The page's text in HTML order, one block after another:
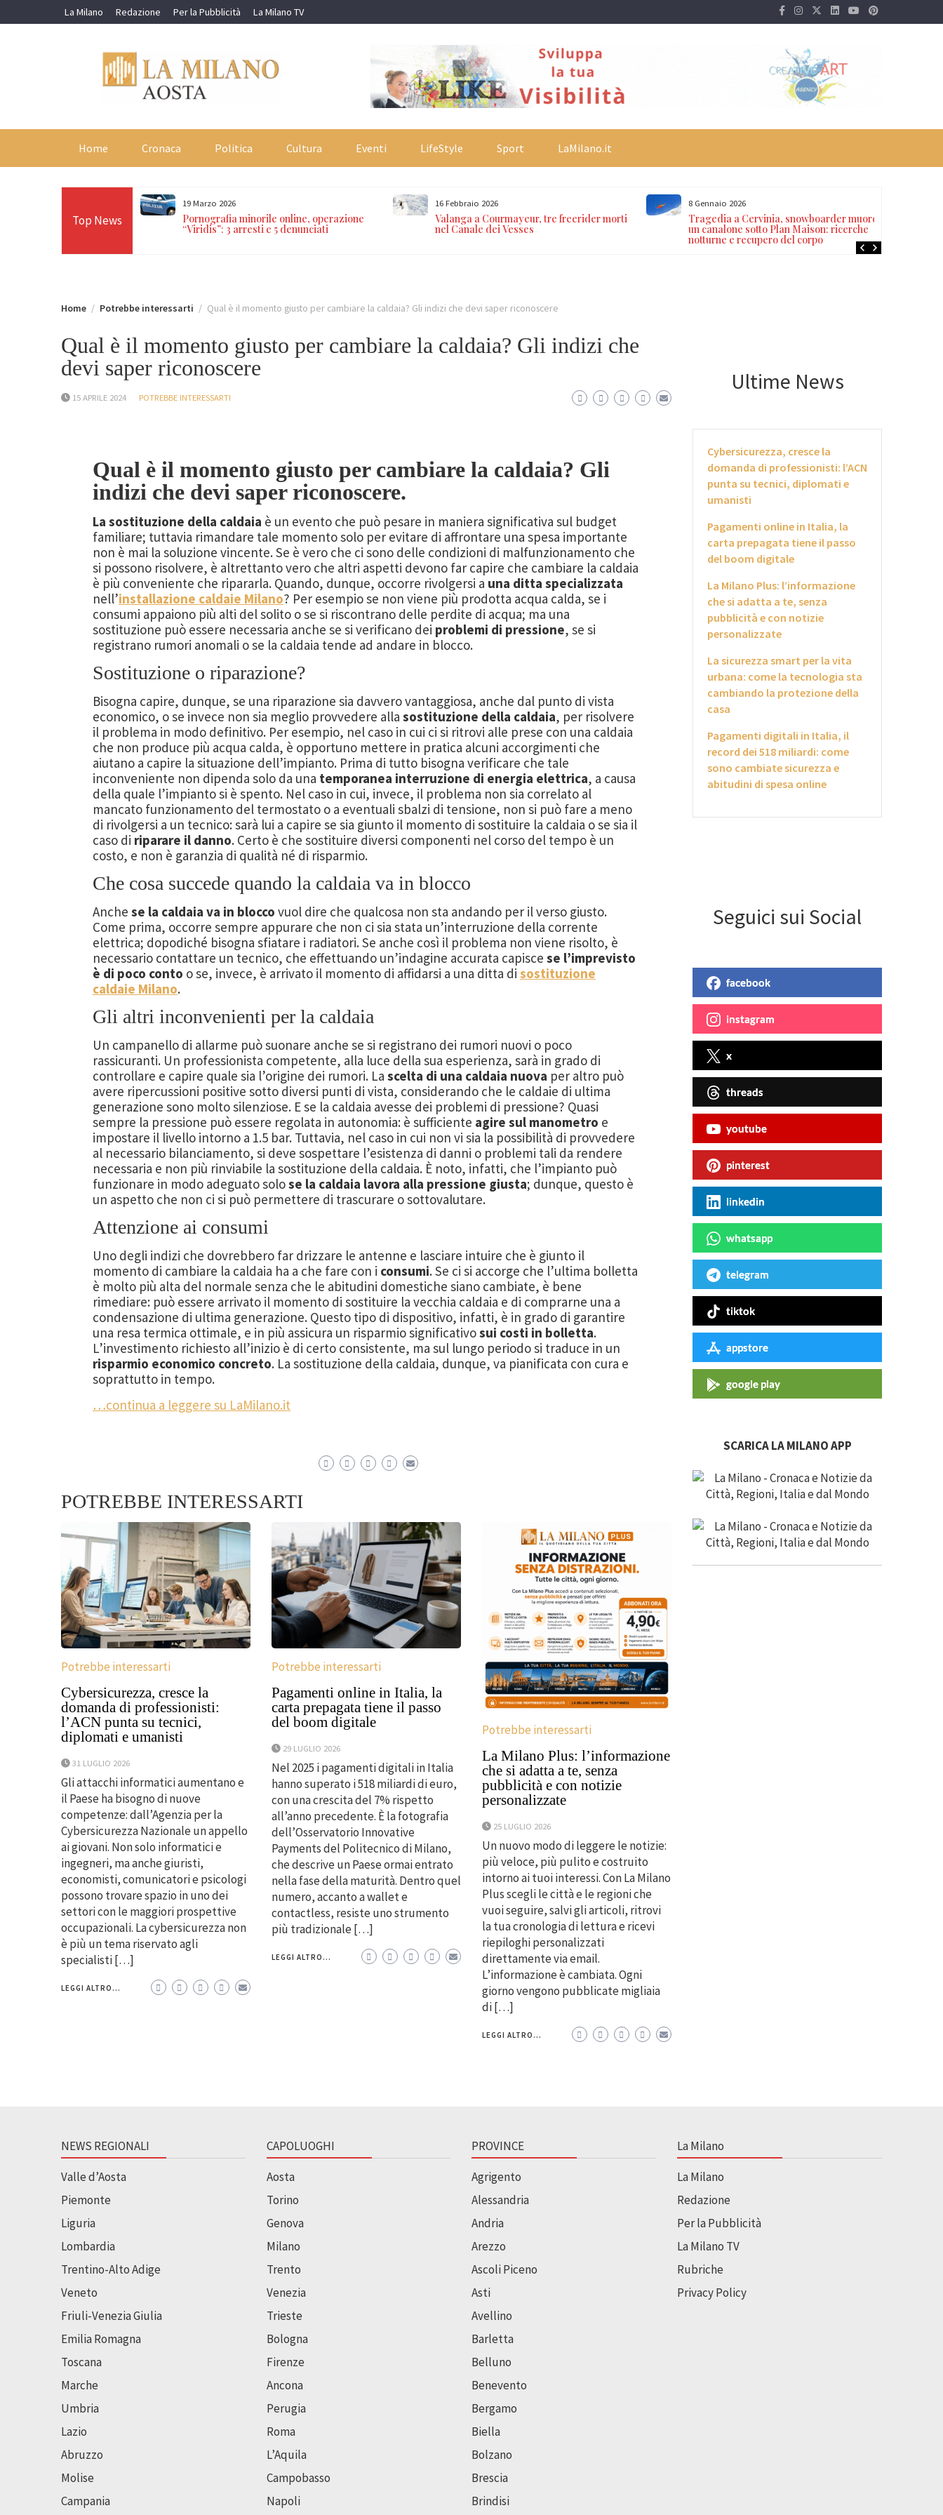
to
La Milano Redazione Per la Pubblicità La Milano TV
Home Cronaca Politica Cultura Eventi LifeStyle Sport LaMilano.it
Top News
in 24 ore sulle Alpi:
Paradiso, Cervino e
19 Marzo 2026
Pornografia minorile online, operazione
“Viridis”: 3 arresti e 5 denunciati
16 Febbraio 2026
Valanga a Courmayeur, tre freerider morti
nel Canale dei Vesses
8 Gennaio 2026
Tragedia a Cervinia, snowboarder muore in
un canalone sotto Plan Maison: ricerche
notturne e recupero del corpo
Home Potrebbe interessarti Qual è il momento giusto per cambiare la caldaia? Gli indizi che devi saper riconoscere
Qual è il momento giusto per cambiare la caldaia? Gli indizi che
devi saper riconoscere
15 APRILE 2024 POTREBBE INTERESSARTI
Qual è il momento giusto per cambiare la caldaia? Gli
indizi che devi saper riconoscere.
La sostituzione della caldaia è un evento che può pesare in maniera significativa sul budget
familiare; tuttavia rimandare tale momento solo per evitare di affrontare una spesa importante
non è mai la soluzione vincente. Se è vero che ci sono delle condizioni di malfunzionamento che
si possono risolvere, è altrettanto vero che altri aspetti devono far capire che cambiare la caldaia
è più conveniente che ripararla. Quando, dunque, occorre rivolgersi a una ditta specializzata
nell’installazione caldaie Milano? Per esempio se non viene più prodotta acqua calda, se i
consumi appaiono più alti del solito o se si riscontrano delle perdite di acqua; ma una
sostituzione può essere necessaria anche se si verificano dei problemi di pressione, se si
registrano rumori anomali o se la caldaia tende ad andare in blocco.
Sostituzione o riparazione?
Bisogna capire, dunque, se una riparazione sia davvero vantaggiosa, anche dal punto di vista
economico, o se invece non sia meglio provvedere alla sostituzione della caldaia, per risolvere
il problema in modo definitivo. Per esempio, nel caso in cui ci si ritrovi alle prese con una caldaia
che non produce più acqua calda, è opportuno mettere in pratica alcuni accorgimenti che
aiutano a capire la situazione dell’impianto. Prima di tutto bisogna verificare che tale
inconveniente non dipenda solo da una temporanea interruzione di energia elettrica, a causa
della quale l’impianto si è spento. Nel caso in cui, invece, il problema non sia correlato al
mancato funzionamento del termostato o a eventuali sbalzi di tensione, non si può fare a meno
di rivolgersi a un tecnico: sarà lui a capire se sia giunto il momento di sostituire la caldaia o se sia il
caso di riparare il danno. Certo è che sostituire diversi componenti nel corso del tempo è un
costo, e non è garanzia di qualità né di risparmio.
Che cosa succede quando la caldaia va in blocco
Anche se la caldaia va in blocco vuol dire che qualcosa non sta andando per il verso giusto.
Come prima, occorre sempre appurare che non ci sia stata un’interruzione della corrente
elettrica; dopodiché bisogna sfiatare i radiatori. Se anche così il problema non viene risolto, è
necessario contattare un tecnico, che effettuando un’indagine accurata capisce se l’imprevisto
è di poco conto o se, invece, è arrivato il momento di affidarsi a una ditta di sostituzione
caldaie Milano.
Gli altri inconvenienti per la caldaia
Un campanello di allarme può suonare anche se si registrano dei rumori nuovi o poco
rassicuranti. Un professionista competente, alla luce della sua esperienza, sarà in grado di
controllare e capire quale sia l’origine dei rumori. La scelta di una caldaia nuova per altro può
avere ripercussioni positive sotto diversi punti di vista, considerando che le caldaie di ultima
generazione sono molto silenziose. E se la caldaia avesse dei problemi di pressione? Quasi
sempre la pressione può essere regolata in autonomia: è sufficiente agire sul manometro e
impostare il livello intorno a 1.5 bar. Tuttavia, nel caso in cui non vi sia la possibilità di provvedere
al necessario bilanciamento, si deve sospettare l’esistenza di danni o problemi tali da rendere
necessaria e non più rinviabile la sostituzione della caldaia. È noto, infatti, che l’impianto può
funzionare in modo adeguato solose la caldaia lavora alla pressione giusta; dunque, questo è
un aspetto che non ci si può permettere di trascurare o sottovalutare.
Attenzione ai consumi
Uno degli indizi che dovrebbero far drizzare le antenne e lasciare intuire che è giunto il
momento di cambiare la caldaia ha a che fare con i consumi. Se ci si accorge che l’ultima bolletta
è molto più alta del normale senza che le abitudini domestiche siano cambiate, è bene
rimediare: può essere arrivato il momento di sostituire la vecchia caldaia e di comprarne una a
condensazione di ultima generazione. Questo tipo di dispositivo, infatti, è in grado di garantire
una resa termica ottimale, e in più assicura un risparmio significativosui costi in bolletta.
L’investimento richiesto all’inizio è di certo consistente, ma sul lungo periodo si traduce in un
risparmio economico concreto. La sostituzione della caldaia, dunque, va pianificata con cura e
soprattutto in tempo.
…continua a leggere su LaMilano.it
POTREBBE INTERESSARTI
Potrebbe interessarti
Cybersicurezza, cresce la
domanda di professionisti:
l’ACN punta su tecnici,
diplomati e umanisti
31 LUGLIO 2026
Gli attacchi informatici aumentano e
il Paese ha bisogno di nuove
competenze: dall’Agenzia per la
Cybersicurezza Nazionale un appello
ai giovani. Non solo informatici e
ingegneri, ma anche giuristi,
economisti, comunicatori e psicologi
possono trovare spazio in uno dei
settori con le maggiori prospettive
occupazionali. La cybersicurezza non
è più un tema riservato agli
specialisti […]
LEGGI ALTRO...
Potrebbe interessarti
Pagamenti online in Italia, la
carta prepagata tiene il passo
del boom digitale
29 LUGLIO 2026
Nel 2025 i pagamenti digitali in Italia
hanno superato i 518 miliardi di euro,
con una crescita del 7% rispetto
all’anno precedente. È la fotografia
dell’Osservatorio Innovative
Payments del Politecnico di Milano,
che descrive un Paese ormai entrato
nella fase della maturità. Dentro quel
numero, accanto a wallet e
contactless, resiste uno strumento
più tradizionale […]
LEGGI ALTRO...
Potrebbe interessarti
La Milano Plus: l’informazione
che si adatta a te, senza
pubblicità e con notizie
personalizzate
25 LUGLIO 2026
Un nuovo modo di leggere le notizie:
più veloce, più pulito e costruito
intorno ai tuoi interessi. Con La Milano
Plus scegli le città e le regioni che
vuoi seguire, salvi gli articoli, ritrovi
la tua cronologia di lettura e ricevi
riepiloghi personalizzati
direttamente via email.
L’informazione è cambiata. Ogni
giorno vengono pubblicate migliaia
di […]
LEGGI ALTRO...
Ultime News
Cybersicurezza, cresce la
domanda di professionisti: l’ACN
punta su tecnici, diplomati e
umanisti
Pagamenti online in Italia, la
carta prepagata tiene il passo
del boom digitale
La Milano Plus: l’informazione
che si adatta a te, senza
pubblicità e con notizie
personalizzate
La sicurezza smart per la vita
urbana: come la tecnologia sta
cambiando la protezione della
casa
Pagamenti digitali in Italia, il
record dei 518 miliardi: come
sono cambiate sicurezza e
abitudini di spesa online
Seguici sui Social
facebook
instagram
x
threads
youtube
pinterest
linkedin
whatsapp
telegram
tiktok
appstore
google play
SCARICA LA MILANO APP
NEWS REGIONALI
Valle d’Aosta
Piemonte
Liguria
Lombardia
Trentino-Alto Adige
Veneto
Friuli-Venezia Giulia
Emilia Romagna
Toscana
Marche
Umbria
Lazio
Abruzzo
Molise
Campania
CAPOLUOGHI
Aosta
Torino
Genova
Milano
Trento
Venezia
Trieste
Bologna
Firenze
Ancona
Perugia
Roma
L’Aquila
Campobasso
Napoli
PROVINCE
Agrigento
Alessandria
Andria
Arezzo
Ascoli Piceno
Asti
Avellino
Barletta
Belluno
Benevento
Bergamo
Biella
Bolzano
Brescia
Brindisi
La Milano
La Milano
Redazione
Per la Pubblicità
La Milano TV
Rubriche
Privacy Policy